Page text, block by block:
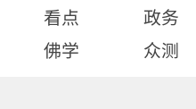
看点
政务
佛学 众测